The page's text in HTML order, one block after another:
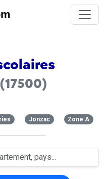
(17500)
Jonzac Zone A